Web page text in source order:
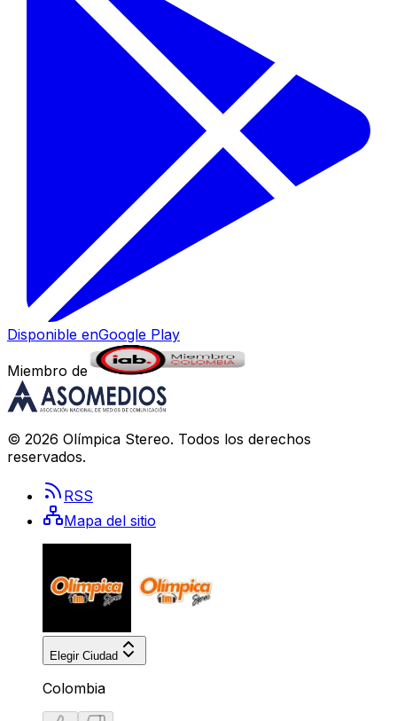
Disponible enGoogle Play
Miembro de
© 2026 Olímpica Stereo. Todos los derechos
reservados.
RSS
Mapa del sitio
Elegir Ciudad
Colombia